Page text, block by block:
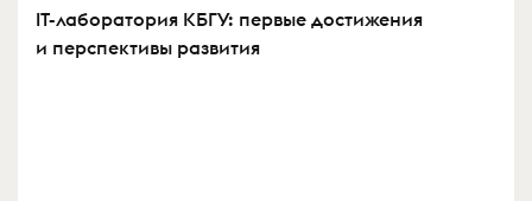
IT-лаборатория КБГУ: первые достижения
и перспективы развития